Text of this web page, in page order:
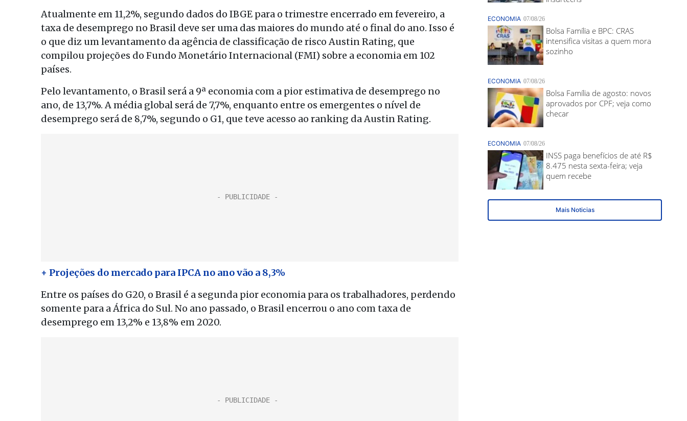
Atualmente em 11,2%, segundo dados do IBGE para o trimestre encerrado em fevereiro, a
taxa de desemprego no Brasil deve ser uma das maiores do mundo até o final do ano. Isso é
o que diz um levantamento da agência de classificação de risco Austin Rating, que
compilou projeções do Fundo Monetário Internacional (FMI) sobre a economia em 102
países.
Pelo levantamento, o Brasil será a 9ª economia com a pior estimativa de desemprego no
ano, de 13,7%. A média global será de 7,7%, enquanto entre os emergentes o nível de
desemprego será de 8,7%, segundo o G1, que teve acesso ao ranking da Austin Rating.
+ Projeções do mercado para IPCA no ano vão a 8,3%
Entre os países do G20, o Brasil é a segunda pior economia para os trabalhadores, perdendo
somente para a África do Sul. No ano passado, o Brasil encerrou o ano com taxa de
desemprego em 13,2% e 13,8% em 2020.